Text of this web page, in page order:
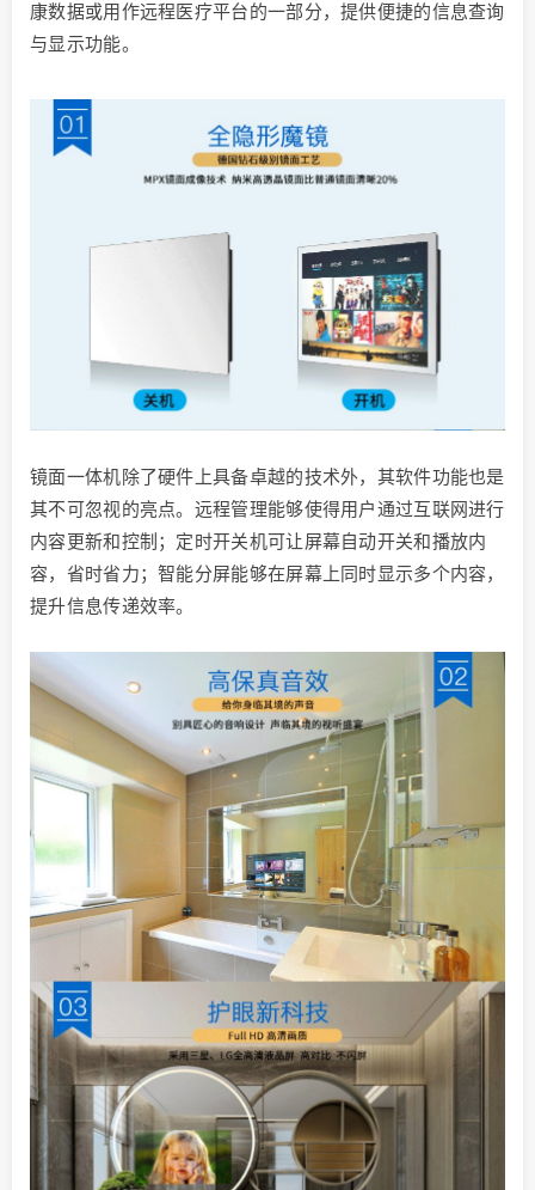
康数据或用作远程医疗平台的一部分，提供便捷的信息查询
与显示功能。
镜面一体机除了硬件上具备卓越的技术外，其软件功能也是
其不可忽视的亮点。远程管理能够使得用户通过互联网进行
内容更新和控制；定时开关机可让屏幕自动开关和播放内
容，省时省力；智能分屏能够在屏幕上同时显示多个内容，
提升信息传递效率。